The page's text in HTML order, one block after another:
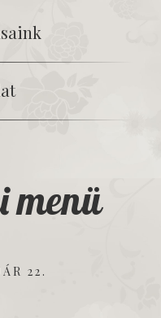
menü
22.